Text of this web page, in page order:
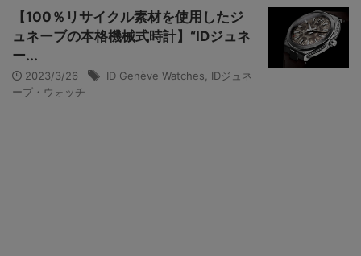
【100％リサイクル素材を使用したジ
ュネーブの本格機械式時計】“IDジュネ
ー...
2023/3/26 ID Genève Watches
IDジュネ
ーブ・ウォッチ